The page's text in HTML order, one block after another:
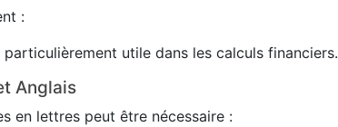
:
particulièrement utile dans les calculs financiers.
Anglais
en lettres peut être nécessaire :